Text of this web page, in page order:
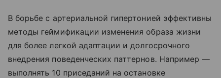
В борьбе с артериальной гипертонией эффективны
методы геймификации изменения образа жизни
для более легкой адаптации и долгосрочного
внедрения поведенческих паттернов. Например —
выполнять 10 приседаний на остановке